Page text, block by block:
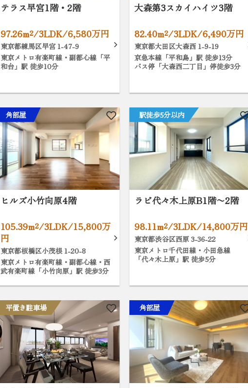
テラス早宮1階・2階
97.26m²/3LDK/6,580万円
東京都練馬区早宮 1-47-9
東京メトロ有楽町線・副都心線「平
和台」駅 徒歩10分
大森第3スカイハイツ3階
82.40m²/3LDK/6,490万円
東京都大田区大森西 1-9-19
京急本線「平和島」駅 徒歩13分
バス停「大森西二丁目」停徒歩3分
角部屋
ヒルズ小竹向原4階
105.39m²/3LDK/15,800万
円
東京都板橋区小茂根 1-20-8
東京メトロ有楽町線・副都心線・西
武有楽町線「小竹向原」駅 徒歩3分
駅徒歩5分以内
ラビ代々木上原B1階〜2階
98.11m²/3LDK/14,800万円
東京都渋谷区西原 3-36-22
東京メトロ千代田線・小田急線
「代々木上原」駅 徒歩5分
平置き駐車場 角部屋